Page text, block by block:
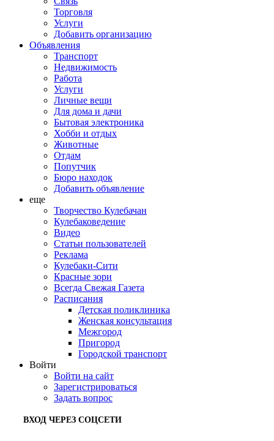
Торговля
Услуги
Добавить организацию
Объявления
Транспорт
Недвижимость
Работа
Услуги
Личные вещи
Для дома и дачи
Бытовая электроника
Хобби и отдых
Животные
Отдам
Попутчик
Бюро находок
Добавить объявление
еще
Творчество Кулебачан
Кулебаковедение
Видео
Статьи пользователей
Реклама
Кулебаки-Сити
Красные зори
Всегда Свежая Газета
Расписания
Детская поликлиника
Женская консультация
Межгород
Пригород
Городской транспорт
Войти
Войти на сайт
Зарегистрироваться
Задать вопрос
ВХОД ЧЕРЕЗ СОЦСЕТИ